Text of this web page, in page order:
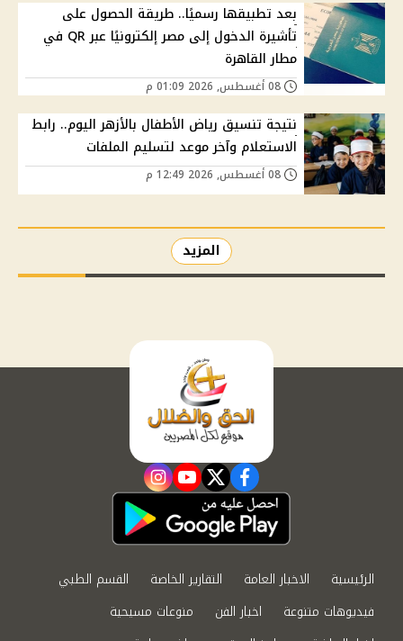
بعد تطبيقها رسميًا.. طريقة الحصول على
تأشيرة الدخول إلى مصر إلكترونيًا عبر QR في
مطار القاهرة
نتيجة تنسيق رياض الأطفال بالأزهر اليوم.. رابط
الاستعلام وآخر موعد لتسليم الملفات
المزيد
facebook
twitter
youtube
instagram
الرئيسية الاخبار العامة التقارير الخاصة
القسم الطبي
فيديوهات متنوعة
اخبار الفن
منوعات مسيحية